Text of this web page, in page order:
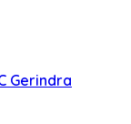
Gerindra